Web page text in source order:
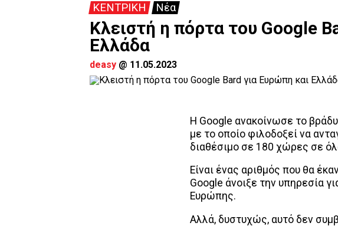
ΚΕΝΤΡΙΚΗ Νέα
Κλειστή η πόρτα του Google
Ελλάδα
deasy @ 11.05.2023
Η Google ανακοίνωσε το
με το οποίο φιλοδοξεί να
διαθέσιμο σε 180 χώρες σε
Είναι ένας αριθμός που θα
Google άνοιξε την υπηρεσία
Ευρώπης.
Αλλά, δυστυχώς, αυτό δεν